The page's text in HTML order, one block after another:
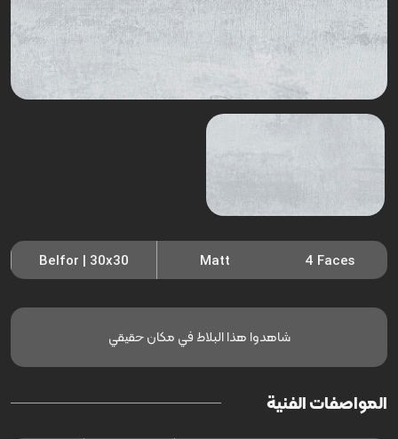
4 Faces
Matt
Belfor | 30x30
شاهدوا هذا البلاط في مكان حقيقي
المواصفات الفنية